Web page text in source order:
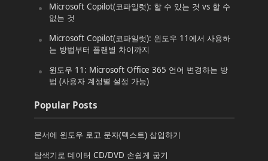
Microsoft Copilot(코파일럿): 할 수 있는 것 vs 할 수
없는 것
Microsoft Copilot(코파일럿): 윈도우 11에서 사용하
는 방법부터 플랜별 차이까지
윈도우 11: Microsoft Office 365 언어 변경하는 방
법 (사용자 계정별 설정 가능)
Popular Posts
문서에 윈도우 로고 문자(텍스트) 삽입하기
탐색기로 데이터 CD/DVD 손쉽게 굽기